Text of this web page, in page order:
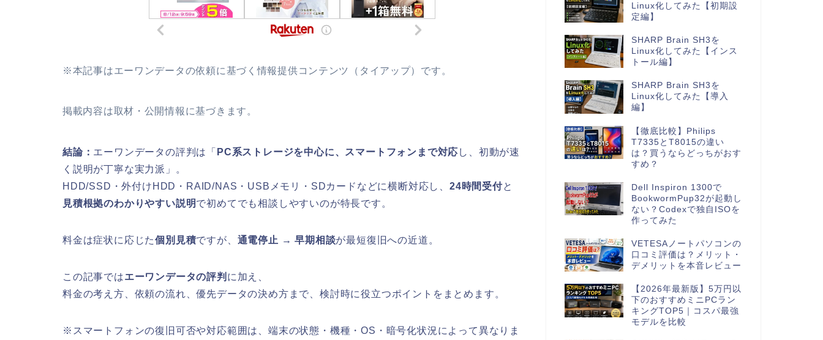
※本記事はエーワンデータの依頼に基づく情報提供コンテンツ（タイアップ）です。
掲載内容は取材・公開情報に基づきます。
結論： エーワンデータの評判は「 PC系ストレージを中心に、スマートフォンまで対応 し、初動が速
く説明が丁寧な実力派」。
HDD/SSD・外付けHDD・RAID/NAS・USBメモリ・SDカードなどに横断対応し、 24時間受付と
見積根拠のわかりやすい説明で初めてでも相談しやすいのが特長です。
料金は症状に応じた個別見積ですが、 通電停止 → 早期相談が最短復旧への近道。
この記事ではエーワンデータの評判 に加え、
料金の考え方、依頼の流れ、優先データの決め方まで、検討時に役立つポイントをまとめます。
※スマートフォンの復旧可否や対応範囲は、端末の状態・機種・OS・暗号化状況によって異なりま
Linux化してみた【初期設
定編】
SHARP Brain SH3を
Linux化してみた【インス
トール編】
SHARP Brain SH3を
Linux化してみた【導入
編】
【徹底比較】Philips
T7335とT8015の違い
は？買うならどっちがおす
すめ？
Dell Inspiron 1300で
BookwormPup32が起動し
ない？Codexで独自ISOを
作ってみた
VETESAノートパソコンの
口コミ評価は？メリット・
デメリットを本音レビュー
【2026年最新版】5万円以
下のおすすめミニPCラン
キングTOP5｜コスパ最強
モデルを比較